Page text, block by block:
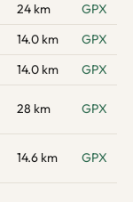
24 km
GPX
14.0 km
GPX
14.0 km
GPX
28 km GPX
14.6 km GPX